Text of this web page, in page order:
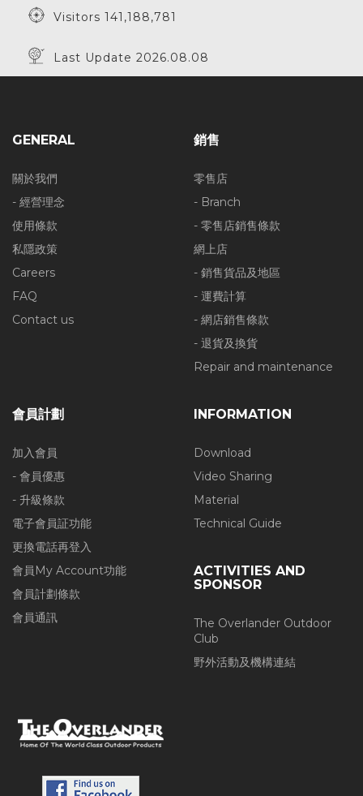
Visitors 141,188,781
Last Update 2026.08.08
GENERAL
關於我們
- 經營理念
使用條款
私隱政策
Careers
FAQ
Contact us
銷售
零售店
- Branch
- 零售店銷售條款
網上店
- 銷售貨品及地區
- 運費計算
- 網店銷售條款
- 退貨及換貨
Repair and maintenance
會員計劃
加入會員
- 會員優惠
- 升級條款
電子會員証功能
更換電話再登入
會員My Account功能
會員計劃條款
會員通訊
INFORMATION
Download
Video Sharing
Material
Technical Guide
ACTIVITIES AND
SPONSOR
The Overlander Outdoor
Club
野外活動及機構連結